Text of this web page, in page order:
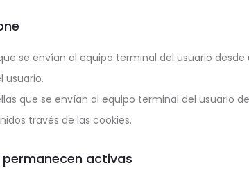
se envían al equipo terminal del usuario
usuario.
que se envían al equipo terminal del usuario
través de las cookies.
activas